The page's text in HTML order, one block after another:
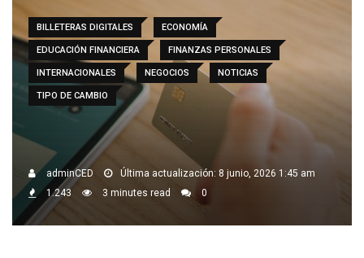
BILLETERAS DIGITALES ECONOMÍA
EDUCACIÓN FINANCIERA FINANZAS PERSONALES
INTERNACIONALES NEGOCIOS NOTICIAS
TIPO DE CAMBIO
adminCED
Última actualización: 8 junio, 2026 1:45 am
1.243
3 minutes read 0